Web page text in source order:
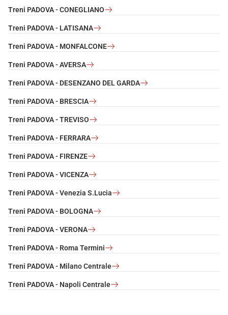
Treni PADOVA - CONEGLIANO
Treni PADOVA - LATISANA
Treni PADOVA - MONFALCONE
Treni PADOVA - AVERSA
Treni PADOVA - DESENZANO DEL GARDA
Treni PADOVA - BRESCIA
Treni PADOVA - TREVISO
Treni PADOVA - FERRARA
Treni PADOVA - FIRENZE
Treni PADOVA - VICENZA
Treni PADOVA - Venezia S.Lucia
Treni PADOVA - BOLOGNA
Treni PADOVA - VERONA
Treni PADOVA - Roma Termini
Treni PADOVA - Milano Centrale
Treni PADOVA - Napoli Centrale